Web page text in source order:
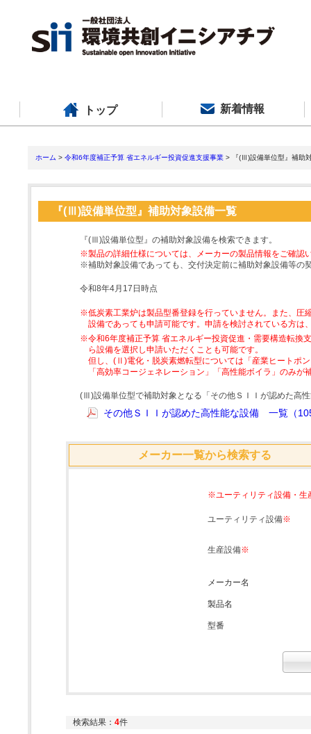
トップ 新着情報
ホーム > 令和6年度補正予算 省エネルギー投資促進支援事業 > 『(Ⅲ)設備単位型』補助
『(Ⅲ)設備単位型』補助対象設備一覧
『(Ⅲ)設備単位型』の補助対象設備を検索できます。
※製品の詳細仕様については、メーカーの製品情報をご確認
※補助対象設備であっても、交付決定前に補助対象設備等の
令和8年4月17日時点
※低炭素工業炉は製品型番登録を行っていません。また、圧
設備であっても申請可能です。申請を検討されている方は
※令和6年度補正予算 省エネルギー投資促進・需要構造転
ら設備を選択し申請いただくことも可能です。
但し、(Ⅱ)電化・脱炭素燃転型については「産業ヒートポ
「高効率コージェネレーション」「高性能ボイラ」のみが
(Ⅲ)設備単位型で補助対象となる「その他ＳＩＩが認めた高
その他ＳＩＩが認めた高性能な設備 一覧（
メーカー一覧から検索する
※ユーティリティ設備・生
ユーティリティ設備※
生産設備※
メーカー名
製品名
型番
検索結果： 4件